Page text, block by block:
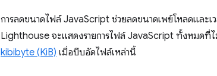
การลดขนาดไฟล์ JavaScript ช่วยลดขนาดเพย์โหลดและเ
Lighthouse จะแสดงรายการไฟล์ JavaScript ทั้งหมด
kibibyte (KiB) เมื่อบีบอัดไฟล์เหล่านี้